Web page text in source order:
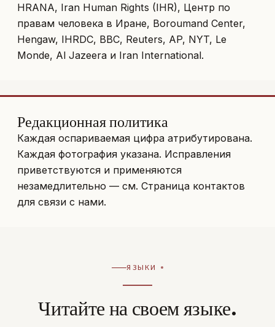
HRANA, Iran Human Rights (IHR), Центр по
правам человека в Иране, Boroumand Center,
Hengaw, IHRDC, BBC, Reuters, AP, NYT, Le
Monde, Al Jazeera и Iran International.
Редакционная политика
Каждая оспариваемая цифра атрибутирована.
Каждая фотография указана. Исправления
приветствуются и применяются
незамедлительно — см. Страница контактов
для связи с нами.
ЯЗЫКИ
Читайте на своем языке.